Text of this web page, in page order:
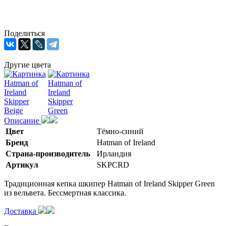
Поделиться
Другие цвета
Описание
Цвет
Тёмно-синий
Бренд
Hatman of Ireland
Страна-производитель
Ирландия
Артикул
SKPCRD
Традиционная кепка шкипер Hatman of Ireland Skipper Green
из вельвета. Бессмертная классика.
Доставка